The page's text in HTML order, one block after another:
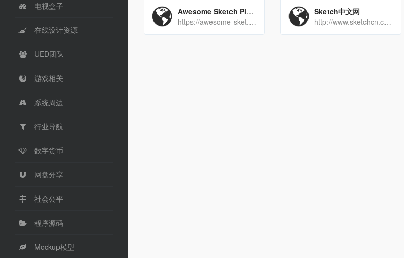
电视盒子
在线设计资源
UED团队
游戏相关
系统周边
行业导航
数字货币
网盘分享
社会公平
程序源码
Mockup模型
Awesome Sketch Plugins
https://awesome-sket.ch/
Sketch中文网
http://www.sketchcn.com/